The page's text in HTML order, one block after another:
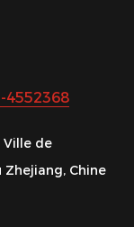
4552368
Ville de
Zhejiang, Chine